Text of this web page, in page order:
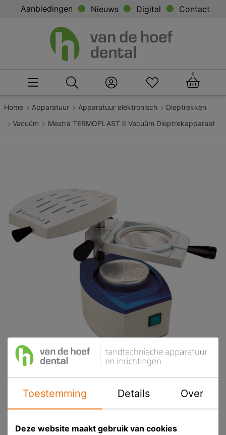
Aanbiedingen Nieuws Digital Contact
0
Home Apparatuur Apparatuur elektronisch
Dieptrekken
Vacuüm
Mestra TERMOPLAST II Vacuüm Dieptrekapparaat
Mestra TERMOPLAST II Vacuüm
Dieptrekapparaat
Aanbieding
Toestemming Details Over
Deze website maakt gebruik van cookies